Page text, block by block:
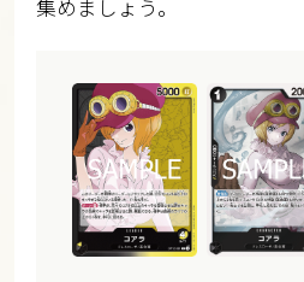
集めましょう。